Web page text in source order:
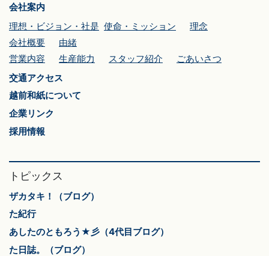
会社案内
理想・ビジョン・社是 使命・ミッション
理念
会社概要
由緒
営業内容
生産能力 スタッフ紹介
ごあいさつ
交通アクセス
越前和紙について
企業リンク
採用情報
トピックス
ザカタキ！（ブログ）
た紀行
あしたのともろう★彡（4代目ブログ）
た日誌。（ブログ）